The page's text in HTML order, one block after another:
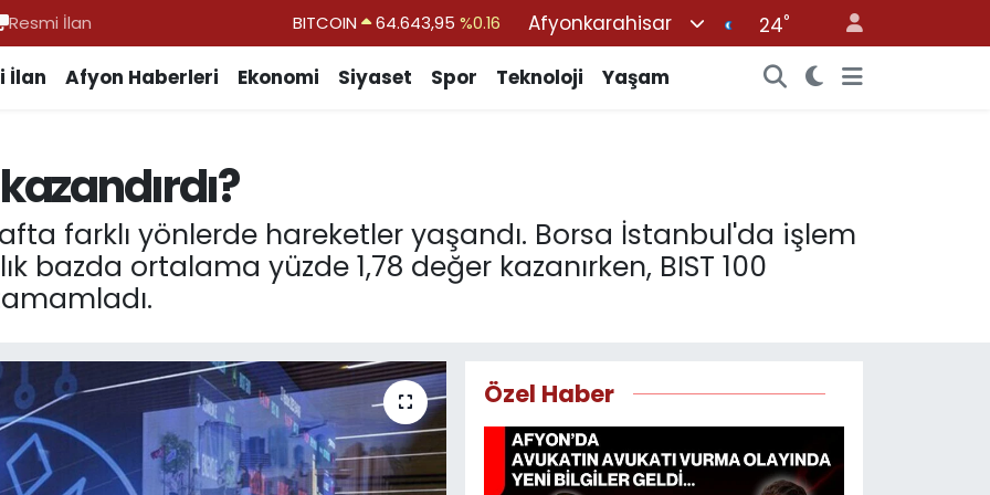
Resmi İlan DOLAR 47,6006%0.06
EURO
Afyonkarahisar 24°
İlan Afyon Haberleri Ekonomi Siyaset Spor Teknoloji Yaşam
farklı yönlerde hareketler yaşandı. Borsa İstanbul'da işlem
bazda ortalama yüzde 1,78 değer kazanırken, BIST 100
Özel Haber